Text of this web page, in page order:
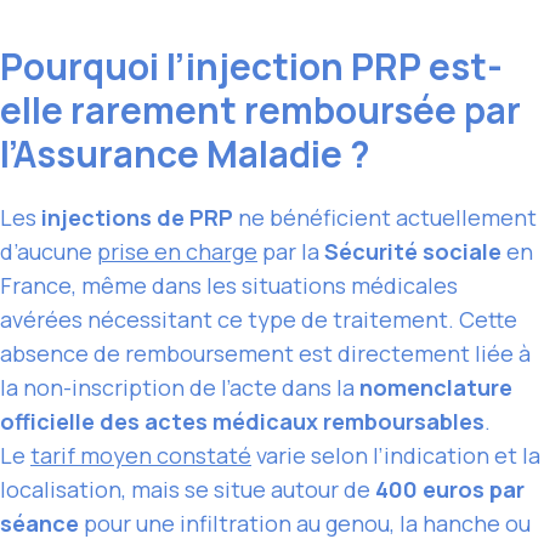
Pourquoi l’injection PRP est-
elle rarement remboursée par
l’Assurance Maladie ?
Les injections de PRP ne bénéficient actuellement
d’aucune prise en charge par la Sécurité sociale en
France, même dans les situations médicales
avérées nécessitant ce type de traitement. Cette
absence de remboursement est directement liée à
la non-inscription de l’acte dans la nomenclature
officielle des actes médicaux remboursables.
Le tarif moyen constaté varie selon l’indication et la
localisation, mais se situe autour de 400 euros par
séance pour une infiltration au genou, la hanche ou